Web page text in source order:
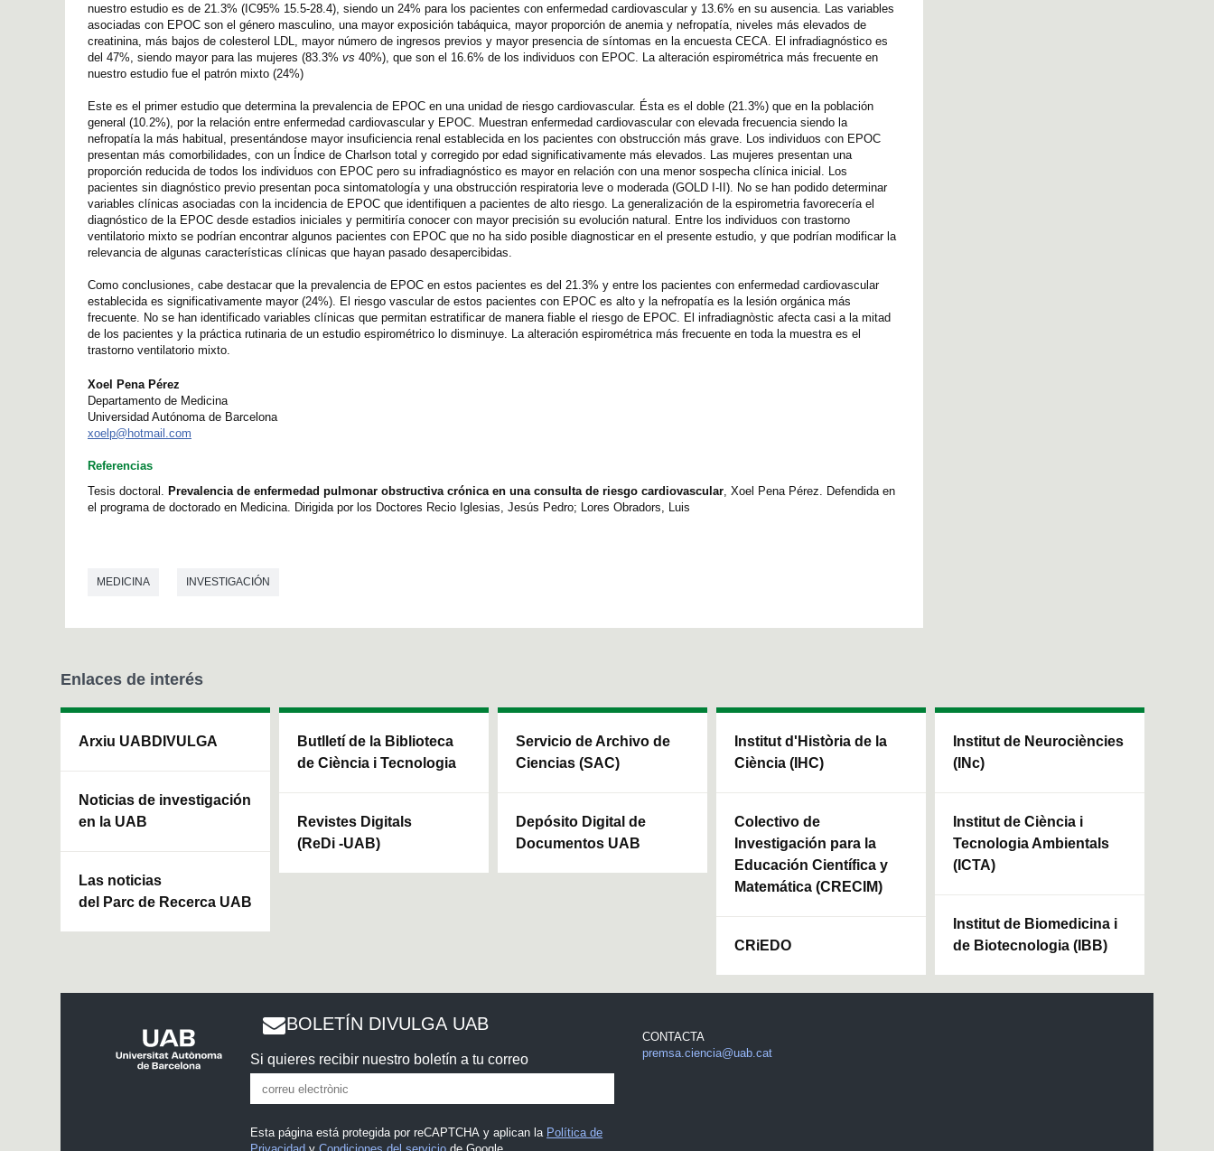
nuestro estudio es de 21.3% (IC95% 15.5-28.4), siendo un 24% para los pacientes con enfermedad cardiovascular y 13.6% en su ausencia. Las variables
asociadas con EPOC son el género masculino, una mayor exposición tabáquica, mayor proporción de anemia y nefropatía, niveles más elevados de
creatinina, más bajos de colesterol LDL, mayor número de ingresos previos y mayor presencia de síntomas en la encuesta CECA. El infradiagnóstico es
del 47%, siendo mayor para las mujeres (83.3% vs 40%), que son el 16.6% de los individuos con EPOC. La alteración espirométrica más frecuente en
nuestro estudio fue el patrón mixto (24%)
Este es el primer estudio que determina la prevalencia de EPOC en una unidad de riesgo cardiovascular. Ésta es el doble (21.3%) que en la población
general (10.2%), por la relación entre enfermedad cardiovascular y EPOC. Muestran enfermedad cardiovascular con elevada frecuencia siendo la
nefropatía la más habitual, presentándose mayor insuficiencia renal establecida en los pacientes con obstrucción más grave. Los individuos con EPOC
presentan más comorbilidades, con un Índice de Charlson total y corregido por edad significativamente más elevados. Las mujeres presentan una
proporción reducida de todos los individuos con EPOC pero su infradiagnóstico es mayor en relación con una menor sospecha clínica inicial. Los
pacientes sin diagnóstico previo presentan poca sintomatología y una obstrucción respiratoria leve o moderada (GOLD I-II). No se han podido determinar
variables clínicas asociadas con la incidencia de EPOC que identifiquen a pacientes de alto riesgo. La generalización de la espirometria favorecería el
diagnóstico de la EPOC desde estadios iniciales y permitiría conocer con mayor precisión su evolución natural. Entre los individuos con trastorno
ventilatorio mixto se podrían encontrar algunos pacientes con EPOC que no ha sido posible diagnosticar en el presente estudio, y que podrían modificar la
relevancia de algunas características clínicas que hayan pasado desapercibidas.
Como conclusiones, cabe destacar que la prevalencia de EPOC en estos pacientes es del 21.3% y entre los pacientes con enfermedad cardiovascular
establecida es significativamente mayor (24%). El riesgo vascular de estos pacientes con EPOC es alto y la nefropatía es la lesión orgánica más
frecuente. No se han identificado variables clínicas que permitan estratificar de manera fiable el riesgo de EPOC. El infradiagnòstic afecta casi a la mitad
de los pacientes y la práctica rutinaria de un estudio espirométrico lo disminuye. La alteración espirométrica más frecuente en toda la muestra es el
trastorno ventilatorio mixto.
Xoel Pena Pérez
Departamento de Medicina
Universidad Autónoma de Barcelona
xoelp@hotmail.com
Referencias
Tesis doctoral. Prevalencia de enfermedad pulmonar obstructiva crónica en una consulta de riesgo cardiovascular , Xoel Pena Pérez. Defendida en
el programa de doctorado en Medicina. Dirigida por los Doctores Recio Iglesias, Jesús Pedro; Lores Obradors, Luis
MEDICINA INVESTIGACIÓN
Enlaces de interés
Arxiu UABDIVULGA
Noticias de investigación
en la UAB
Las noticias
del Parc de Recerca UAB
Butlletí de la Biblioteca
de Ciència i Tecnologia
Revistes Digitals
(ReDi -UAB)
Servicio de Archivo de
Ciencias (SAC)
Depósito Digital de
Documentos UAB
Institut d'Història de la
Ciència (IHC)
Colectivo de
Investigación para la
Educación Científica y
Matemática (CRECIM)
CRiEDO
Institut de Neurociències
(INc)
Institut de Ciència i
Tecnologia Ambientals
(ICTA)
Institut de Biomedicina i
de Biotecnologia (IBB)
BOLETÍN DIVULGA UAB
Si quieres recibir nuestro boletín a tu correo
Esta página está protegida por reCAPTCHA y aplican la Política de
CONTACTA
premsa.ciencia@uab.cat